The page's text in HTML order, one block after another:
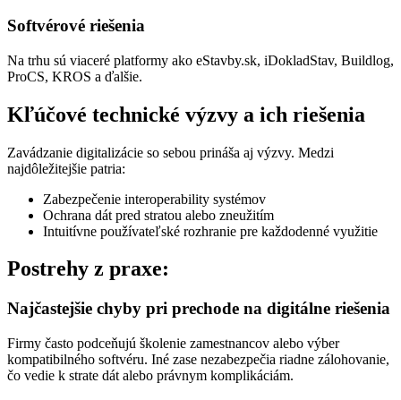
Softvérové riešenia
Na trhu sú viaceré platformy ako eStavby.sk, iDokladStav, Buildlog,
ProCS, KROS a ďalšie.
Kľúčové technické výzvy a ich riešenia
Zavádzanie digitalizácie so sebou prináša aj výzvy. Medzi
najdôležitejšie patria:
Zabezpečenie interoperability systémov
Ochrana dát pred stratou alebo zneužitím
Intuitívne používateľské rozhranie pre každodenné využitie
Postrehy z praxe:
Najčastejšie chyby pri prechode na digitálne riešenia
Firmy často podceňujú školenie zamestnancov alebo výber
kompatibilného softvéru. Iné zase nezabezpečia riadne zálohovanie,
čo vedie k strate dát alebo právnym komplikáciám.